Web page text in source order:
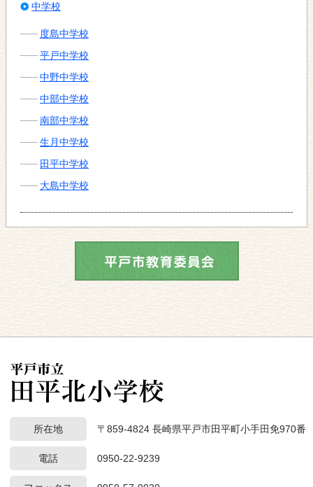
中学校
度島中学校
平戸中学校
中野中学校
中部中学校
南部中学校
生月中学校
田平中学校
大島中学校
所在地 〒859-4824 長崎県平戸市田平町小手田免970番
電話 0950-22-9239